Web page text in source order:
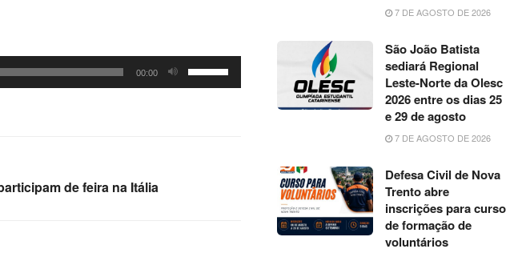
00:00
as
de feira na Itália
7 DE AGOSTO DE 2026
São João Batista
sediará Regional
Leste-Norte da Olesc
2026 entre os dias 25
e 29 de agosto
7 DE AGOSTO DE 2026
Defesa Civil de Nova
Trento abre
inscrições para curso
de formação de
voluntários